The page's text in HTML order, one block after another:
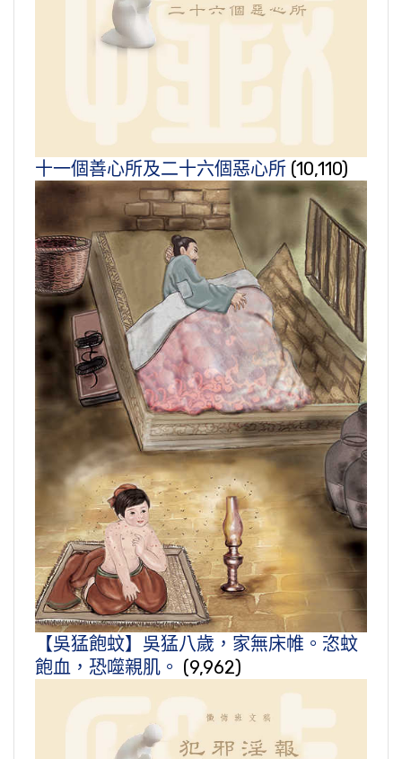
十一個善心所及二十六個惡心所 (10,110)
【吳猛飽蚊】吳猛八歲，家無床帷。恣蚊
飽血，恐噬親肌。 (9,962)